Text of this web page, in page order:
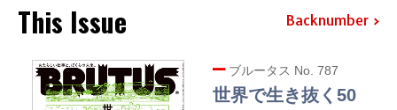
This Issue Backnumber
ブルータス No. 787
世界で生き抜く50